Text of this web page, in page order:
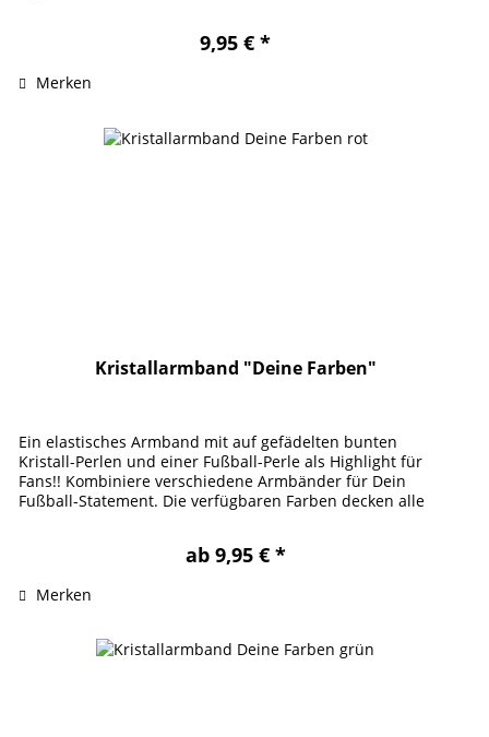
9,95 € *
Merken
Kristallarmband "Deine Farben"
Ein elastisches Armband mit auf gefädelten bunten
Kristall-Perlen und einer Fußball-Perle als Highlight für
Fans!! Kombiniere verschiedene Armbänder für Dein
Fußball-Statement. Die verfügbaren Farben decken alle
ab 9,95 € *
Merken